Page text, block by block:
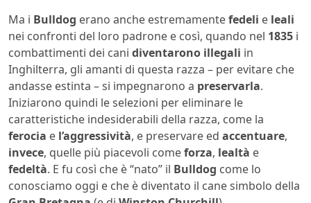
Ma i Bulldog erano anche estremamentefedeli e leali
nei confronti del loro padrone e così, quando nel 1835 i
combattimenti dei cani diventarono illegali in
Inghilterra, gli amanti di questa razza – per evitare che
andasse estinta – si impegnarono a preservarla.
Iniziarono quindi le selezioni per eliminare le
caratteristiche indesiderabili della razza, come la
ferocia e l’aggressività, e preservare ed accentuare,
invece, quelle più piacevoli comeforza, lealtà e
fedeltà. E fu così che è “nato” il Bulldog come lo
conosciamo oggi e che è diventato il cane simbolo della